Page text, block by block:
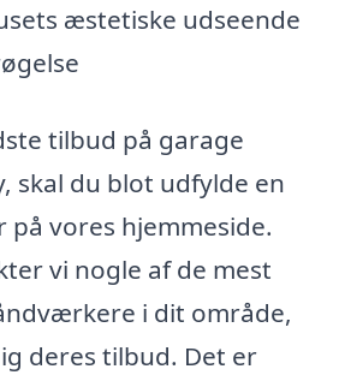
æstetiske udseende
tilbud på garage
skal du blot udfylde en
vores hjemmeside.
vi nogle af de mest
i dit område,
deres tilbud. Det er